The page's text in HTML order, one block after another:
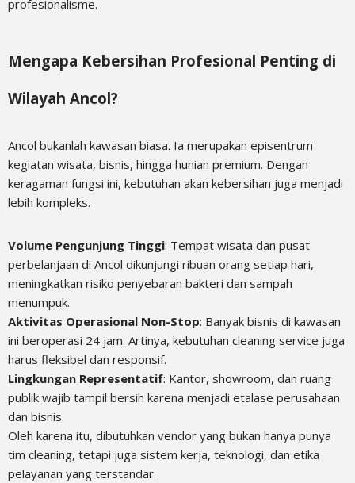
profesionalisme.
Mengapa Kebersihan Profesional Penting di
Wilayah Ancol?
Ancol bukanlah kawasan biasa. Ia merupakan episentrum
kegiatan wisata, bisnis, hingga hunian premium. Dengan
keragaman fungsi ini, kebutuhan akan kebersihan juga menjadi
lebih kompleks.
Volume Pengunjung Tinggi: Tempat wisata dan pusat
perbelanjaan di Ancol dikunjungi ribuan orang setiap hari,
meningkatkan risiko penyebaran bakteri dan sampah
menumpuk.
Aktivitas Operasional Non-Stop: Banyak bisnis di kawasan
ini beroperasi 24 jam. Artinya, kebutuhan cleaning service juga
harus fleksibel dan responsif.
Lingkungan Representatif: Kantor, showroom, dan ruang
publik wajib tampil bersih karena menjadi etalase perusahaan
dan bisnis.
Oleh karena itu, dibutuhkan vendor yang bukan hanya punya
tim cleaning, tetapi juga sistem kerja, teknologi, dan etika
pelayanan yang terstandar.